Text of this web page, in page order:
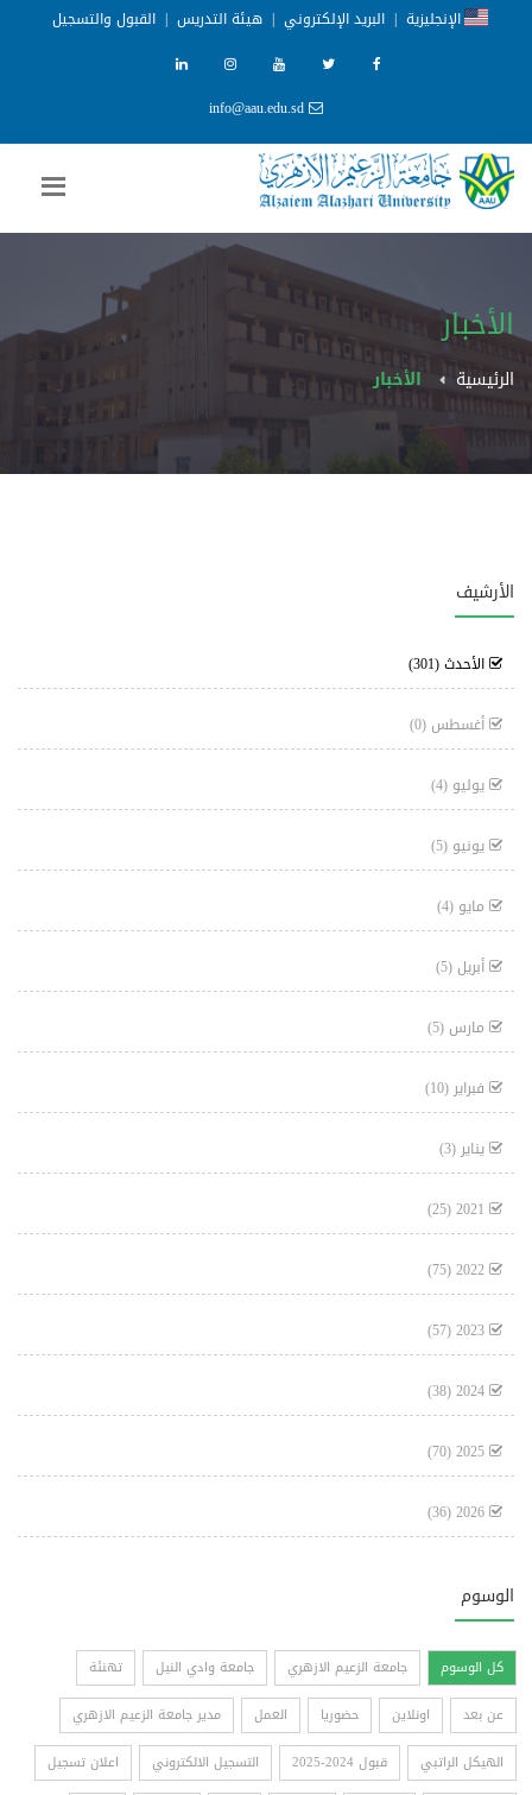
الإنجليزية | البريد الإلكتروني | هيئة التدريس | القبول والتسجيل
info@aau.edu.sd
الأخبار
الرئيسية الأخبار
الأرشيف
الأحدث(301)
أغسطس (0)
يوليو (4)
يونيو (5)
مايو (4)
أبريل (5)
مارس (5)
فبراير (10)
يناير (3)
(25)
(75)
(57)
(38)
(70)
(36)
الوسوم
كل الوسوم جامعة الزعيم الازهري جامعة وادي النيل
تهنئة
عن بعد
اونلاين حضوريا العمل
مدير جامعة الزعيم الازهري
الهيكل الراتبي
قبول 2024-2025 التسجيل الالكتروني
اعلان تسجيل